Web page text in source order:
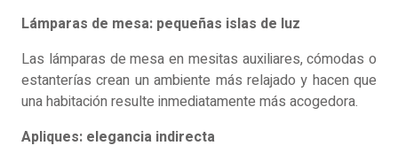
Lámparas de mesa: pequeñas islas de luz
Las lámparas de mesa en mesitas auxiliares, cómodas o
estanterías crean un ambiente más relajado y hacen que
una habitación resulte inmediatamente más acogedora.
Apliques: elegancia indirecta